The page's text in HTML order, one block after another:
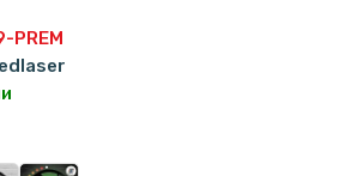
PREM